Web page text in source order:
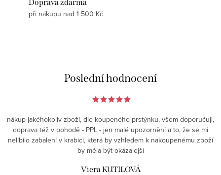
Doprava zdarma
při nákupu nad 1 500 Kč
Poslední hodnocení
nákup jakéhokoliv zboží, dle koupeného prstýnku, všem doporučuji,
doprava též v pohodě - PPL - jen malé upozornění a to, že se mi
nelíbilo zabalení v krabici, která by vzhledem k nakoupenému zboží
by měla být okázalejší
Viera KUTILOVÁ